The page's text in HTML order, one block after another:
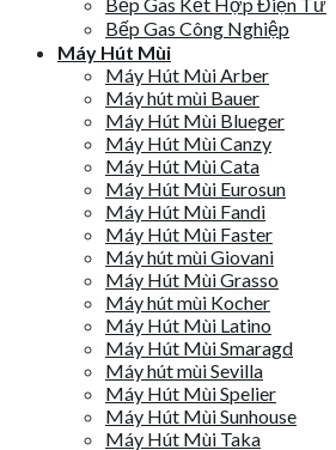
Bếp Gas Kết Hợp Điện Từ
Bếp Gas Công Nghiệp
Máy Hút Mùi
Máy Hút Mùi Arber
Máy hút mùi Bauer
Máy Hút Mùi Blueger
Máy Hút Mùi Canzy
Máy Hút Mùi Cata
Máy Hút Mùi Eurosun
Máy Hút Mùi Fandi
Máy Hút Mùi Faster
Máy hút mùi Giovani
Máy Hút Mùi Grasso
Máy hút mùi Kocher
Máy Hút Mùi Latino
Máy Hút Mùi Smaragd
Máy hút mùi Sevilla
Máy Hút Mùi Spelier
Máy Hút Mùi Sunhouse
Máy Hút Mùi Taka